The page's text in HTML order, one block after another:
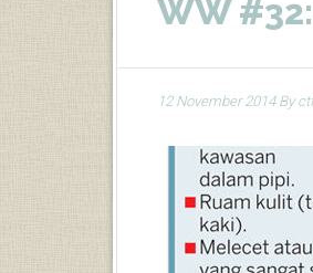
WW
12 November 2014By